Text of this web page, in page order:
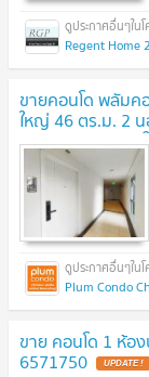
Regent Home
ขายคอนโด พลัมค
ใหญ่ 46 ตร.ม. 2 น
ม.ราชภัฏพระนคร ใ
ขาย คอนโด 1 ห้อ
6571750 UPDATE !